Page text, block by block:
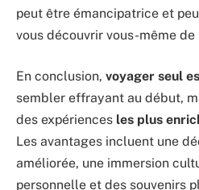
peut être émancipatrice et
vous découvrir vous-même
En conclusion, voyager seul
sembler effrayant au début,
des expériences les plus
Les avantages incluent une
améliorée, une immersion
personnelle et des souvenirs